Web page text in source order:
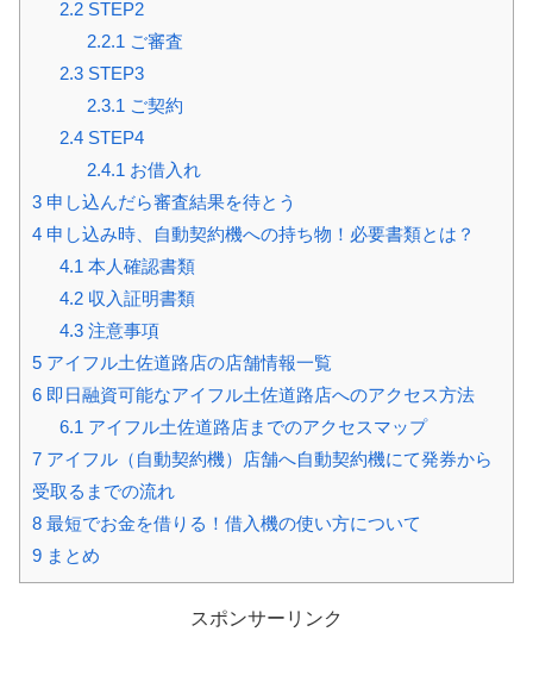
2.2STEP2
2.2.1 ご審査
2.3STEP3
2.3.1 ご契約
2.4STEP4
2.4.1 お借入れ
3 申し込んだら審査結果を待とう
4 申し込み時、自動契約機への持ち物！必要書類とは？
4.1 本人確認書類
4.2収入証明書類
4.3注意事項
5 アイフル土佐道路店の店舗情報一覧
6 即日融資可能なアイフル土佐道路店へのアクセス方法
6.1 アイフル土佐道路店までのアクセスマップ
7 アイフル（自動契約機）店舗へ自動契約機にて発券から
受取るまでの流れ
8 最短でお金を借りる！借入機の使い方について
9 まとめ
スポンサーリンク